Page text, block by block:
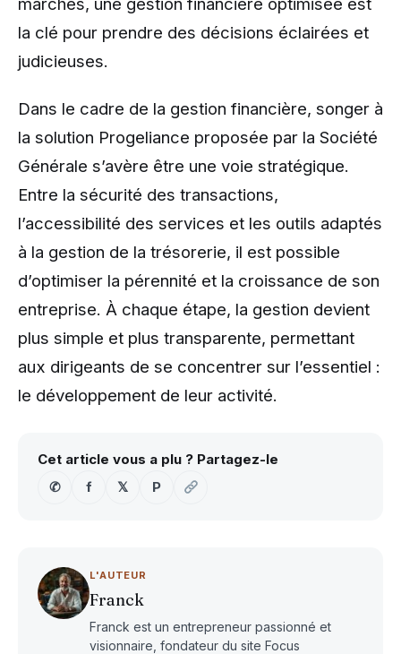
la clé pour prendre des décisions éclairées et
judicieuses.
Dans le cadre de la gestion financière, songer à
la solution Progeliance proposée par la Société
Générale s’avère être une voie stratégique.
Entre la sécurité des transactions,
l’accessibilité des services et les outils adaptés
à la gestion de la trésorerie, il est possible
d’optimiser la pérennité et la croissance de son
entreprise. À chaque étape, la gestion devient
plus simple et plus transparente, permettant
aux dirigeants de se concentrer sur l’essentiel :
le développement de leur activité.
Cet article vous a plu ? Partagez-le
✆
f 𝕏 P
L'AUTEUR
Franck
Franck est un entrepreneur passionné et
visionnaire, fondateur du site Focus